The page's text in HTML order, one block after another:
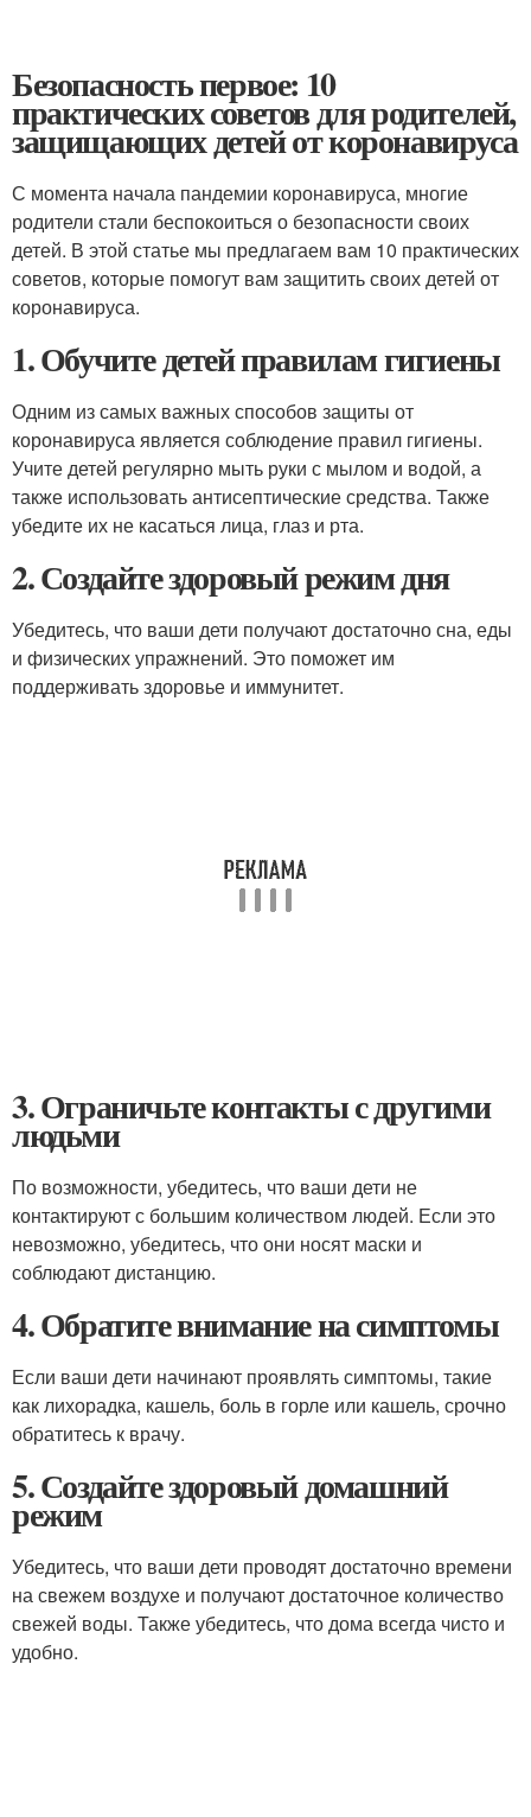
Безопасность первое: 10
практических советов для родителей,
защищающих детей от коронавируса
С момента начала пандемии коронавируса, многие
родители стали беспокоиться о безопасности своих
детей. В этой статье мы предлагаем вам 10 практических
советов, которые помогут вам защитить своих детей от
коронавируса.
1. Обучите детей правилам гигиены
Одним из самых важных способов защиты от
коронавируса является соблюдение правил гигиены.
Учите детей регулярно мыть руки с мылом и водой, а
также использовать антисептические средства. Также
убедите их не касаться лица, глаз и рта.
2. Создайте здоровый режим дня
Убедитесь, что ваши дети получают достаточно сна, еды
и физических упражнений. Это поможет им
поддерживать здоровье и иммунитет.
3. Ограничьте контакты с другими
людьми
По возможности, убедитесь, что ваши дети не
контактируют с большим количеством людей. Если это
невозможно, убедитесь, что они носят маски и
соблюдают дистанцию.
4. Обратите внимание на симптомы
Если ваши дети начинают проявлять симптомы, такие
как лихорадка, кашель, боль в горле или кашель, срочно
обратитесь к врачу.
5. Создайте здоровый домашний
режим
Убедитесь, что ваши дети проводят достаточно времени
на свежем воздухе и получают достаточное количество
свежей воды. Также убедитесь, что дома всегда чисто и
удобно.